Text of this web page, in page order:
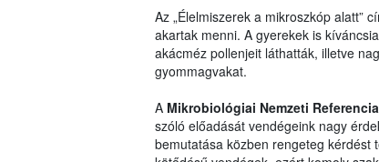
Az „Élelmiszerek a mikroszkóp alatt”
akartak menni. A gyerekek is
akácméz pollenjeit láthatták, illetve
gyommagvakat.
A Mikrobiológiai Nemzeti
szóló előadását vendégeink nagy
bemutatása közben rengeteg kérdést